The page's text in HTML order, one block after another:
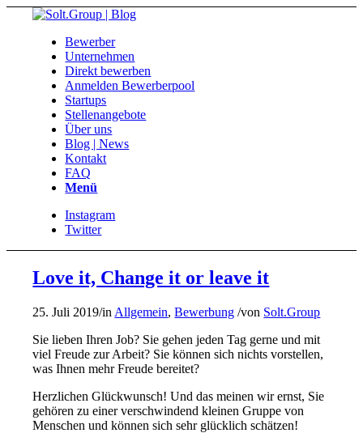
Bewerber
Unternehmen
Direkt bewerben
Anmelden Bewerberpool
Startups
Stellenangebote
Über uns
Blog | News
Kontakt
FAQ
Menü
Instagram
Twitter
Love it, Change it or leave it
25. Juli 2019/in Allgemein,Bewerbung /von Solt.Group
Sie lieben Ihren Job? Sie gehen jeden Tag gerne und mit
viel Freude zur Arbeit? Sie können sich nichts vorstellen,
was Ihnen mehr Freude bereitet?
Herzlichen Glückwunsch! Und das meinen wir ernst, Sie
gehören zu einer verschwindend kleinen Gruppe von
Menschen und können sich sehr glücklich schätzen!